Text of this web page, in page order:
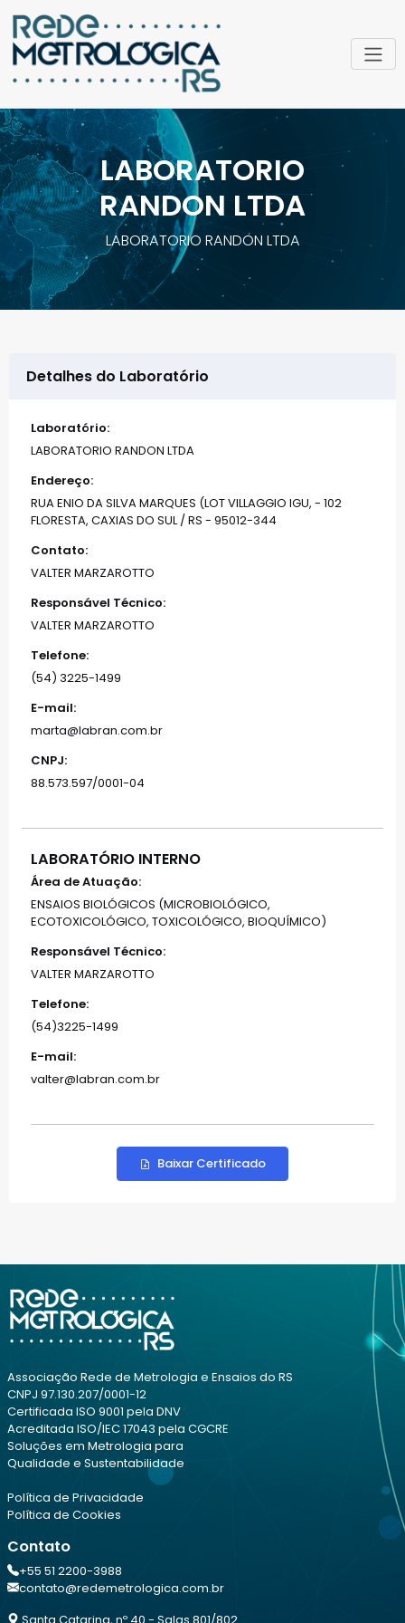
LABORATORIO
RANDON LTDA
LABORATORIO RANDON LTDA
Detalhes do Laboratório
Laboratório:
LABORATORIO RANDON LTDA
Endereço:
RUA ENIO DA SILVA MARQUES (LOT VILLAGGIO IGU, - 102
FLORESTA, CAXIAS DO SUL / RS - 95012-344
Contato:
VALTER MARZAROTTO
Responsável Técnico:
VALTER MARZAROTTO
Telefone:
(54) 3225-1499
E-mail:
marta@labran.com.br
CNPJ:
88.573.597/0001-04
LABORATÓRIO INTERNO
Área de Atuação:
ENSAIOS BIOLÓGICOS (MICROBIOLÓGICO,
ECOTOXICOLÓGICO, TOXICOLÓGICO, BIOQUÍMICO)
Responsável Técnico:
VALTER MARZAROTTO
Telefone:
(54)3225-1499
E-mail:
valter@labran.com.br
Baixar Certificado
Associação Rede de Metrologia e Ensaios do RS
CNPJ 97.130.207/0001-12
Certificada ISO 9001 pela DNV
Acreditada ISO/IEC 17043 pela CGCRE
Soluções em Metrologia para
Qualidade e Sustentabilidade
Política de Privacidade
Política de Cookies
Contato
+55 51 2200-3988
contato@redemetrologica.com.br